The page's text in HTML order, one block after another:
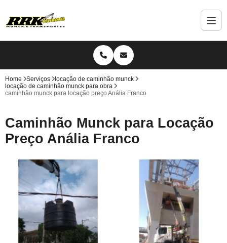
Home Serviços
locação de caminhão munck
locação de caminhão munck para obra
caminhão munck para locação preço Anália Franco
Caminhão Munck para Locação
Preço Anália Franco